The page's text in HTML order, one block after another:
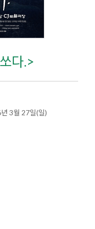
다.>
3월 27일(일)